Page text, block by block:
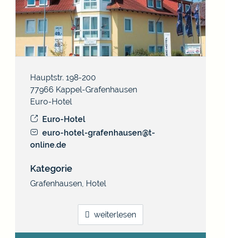
Euro-Hotel
Hauptstr. 198-200
77966 Kappel-Grafenhausen
Euro-Hotel
euro-hotel-grafenhausen@t-
online.de
Kategorie
Grafenhausen Hotel
weiterlesen